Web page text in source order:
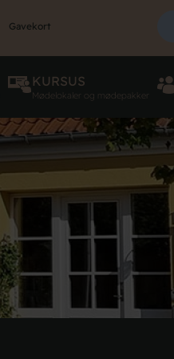
Gavekort
KURSUS
Mødelokaler og mødepakker